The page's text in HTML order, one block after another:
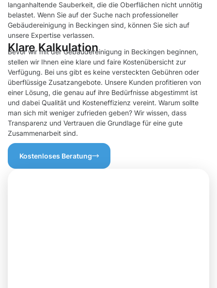
langanhaltende Sauberkeit, die die Oberflächen nicht unnötig
belastet. Wenn Sie auf der Suche nach professioneller
Gebäudereinigung in Beckingen sind, können Sie sich auf
unsere Expertise verlassen.
Klare Kalkulation
Bevor wir mit der Gebäudereinigung in Beckingen beginnen,
stellen wir Ihnen eine klare und faire Kostenübersicht zur
Verfügung. Bei uns gibt es keine versteckten Gebühren oder
überflüssige Zusatzangebote. Unsere Kunden profitieren von
einer Lösung, die genau auf ihre Bedürfnisse abgestimmt ist
und dabei Qualität und Kosteneffizienz vereint. Warum sollte
man sich mit weniger zufrieden geben? Wir wissen, dass
Transparenz und Vertrauen die Grundlage für eine gute
Zusammenarbeit sind.
Kostenloses Beratung